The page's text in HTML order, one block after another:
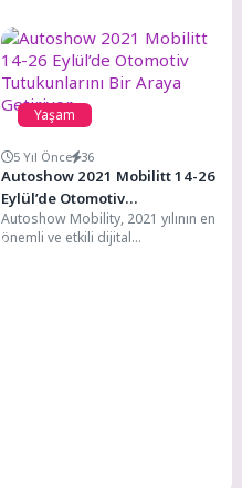
Yaşam
5 Yıl Önce 36
Autoshow 2021 Mobilitt 14-26
Eylül’de Otomotiv
Tutukunlarını Bir Araya
Getiriyor
Autoshow Mobility, 2021 yılının en
önemli ve etkili dijital